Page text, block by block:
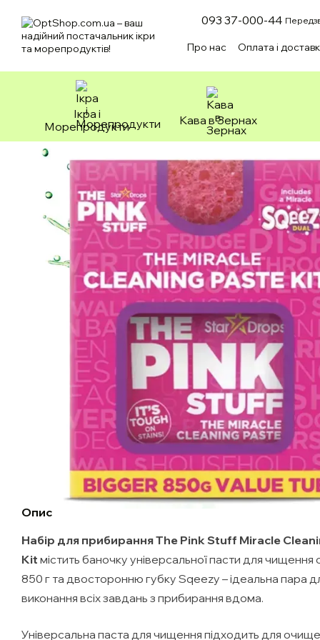
093 37-000-44
Про нас
Оплата і
Ікра і
Морепродукти
Кава в Зернах
Опис
Набір для прибирання The Pink Stuff Miracle
Kit містить баночку універсальної пасти для
850 г та двосторонню губку Sqeezy – ідеальна пара
виконання всіх завдань з прибирання вдома.
Універсальна паста для чищення підходить для